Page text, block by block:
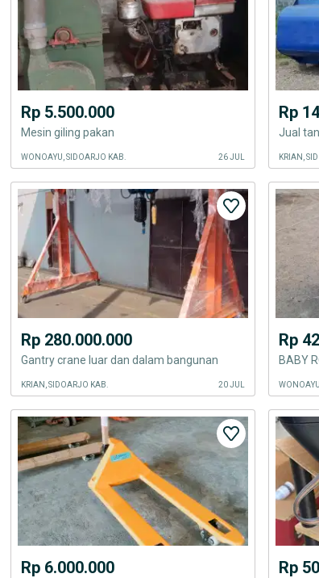
Rp 5.500.000
Mesin giling pakan
WONOAYU, SIDOARJO KAB. 26 JUL
Rp
KRIAN,
Rp 280.000.000
Gantry crane luar dan dalam bangunan
KRIAN, SIDOARJO KAB. 20 JUL
Rp
BABY
Rp 6.000.000 Rp